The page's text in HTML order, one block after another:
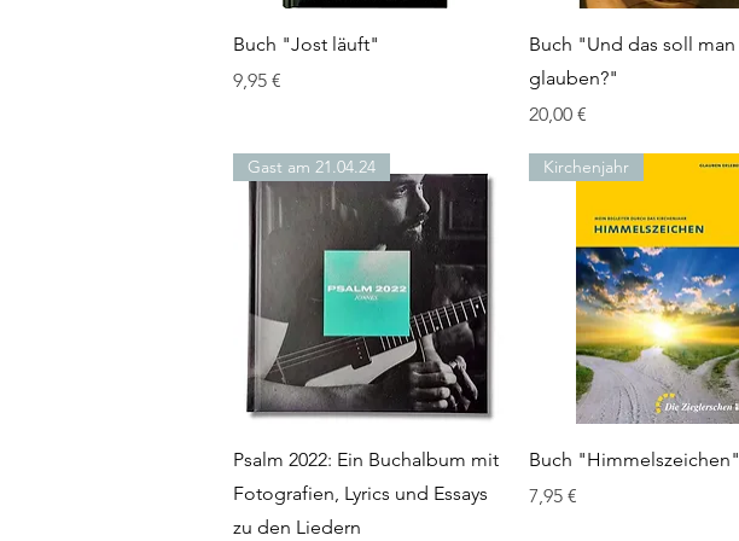
Schnellansicht
Buch "Jost läuft"
Preis
9,95 €
Schnellansicht
Buch "Und das soll man
glauben?"
Preis
20,00 €
Schnellansicht
Gast am 21.04.24
Psalm 2022: Ein Buchalbum mit
Fotografien, Lyrics und Essays
zu den Liedern
Schnellansicht
Kirchenjahr
Buch "Himmelszeichen"
Preis
7,95 €